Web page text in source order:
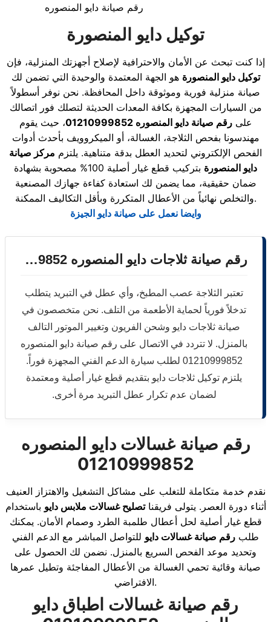
رقم صيانة دايو المنصوره
توكيل دايو المنصورة
إذا كنت تبحث عن الأمان والاحترافية لإصلاح أجهزتك المنزلية، فإن
توكيل دايو المنصورة هو الجهة المعتمدة والوحيدة التي تضمن لك
صيانة منزلية فورية وموثوقة داخل المحافظة. نحن نوفر أسطولاً
من السيارات المجهزة بكافة المعدات الحديثة لتصلك فور اتصالك
علىرقم صيانة دايو المنصوره 01210999852
، حيث يقوم
مهندسونا بفحص الثلاجة، الغسالة، أو الميكروويف بأحدث أدوات
الفحص الإلكتروني لتحديد العطل بدقة متناهية. يلتزم مركز صيانة
دايو المنصورة
بتركيب قطع غيار أصلية 100% مصحوبة بشهادة
ضمان حقيقية، مما يضمن لك استعادة كفاءة جهازك المصنعية
والتخلص نهائياً من الأعطال المتكررة وبأقل التكاليف الممكنة.
وايضا نعمل على صيانة دايو الجيزة
رقم صيانة ثلاجات دايو المنصوره 01210999852
تعتبر الثلاجة عصب المطبخ، وأي عطل في التبريد يتطلب
تدخلاً فورياً لحماية الأطعمة من التلف. نحن متخصصون في
صيانة ثلاجات دايو وشحن الفريون وتغيير الموتور التالف
بالمنزل. لا تتردد في الاتصال على رقم صيانة دايو المنصوره
01210999852 لطلب سيارة الدعم الفني المجهزة فوراً.
يلتزم توكيل ثلاجات دايو بتقديم قطع غيار أصلية ومعتمدة
لضمان عدم تكرار عطل التبريد مرة أخرى.
رقم صيانة غسالات دايو المنصوره
01210999852
نقدم خدمة متكاملة للتغلب على مشاكل التشغيل والاهتزاز العنيف
أثناء دورة العصر. يتولى فريقناتصليح غسالات ملابس دايو باستخدام
قطع غيار أصلية لحل أعطال طلمبة الطرد وصمام الأمان. يمكنك
طلب رقم صيانة غسالات دايو للتواصل المباشر مع الدعم الفني
وتحديد موعد الفحص السريع بالمنزل. نضمن لك الحصول على
صيانة وقائية تحمي الغسالة من الأعطال المفاجئة وتطيل عمرها
الافتراضي.
رقم صيانة غسالات اطباق دايو